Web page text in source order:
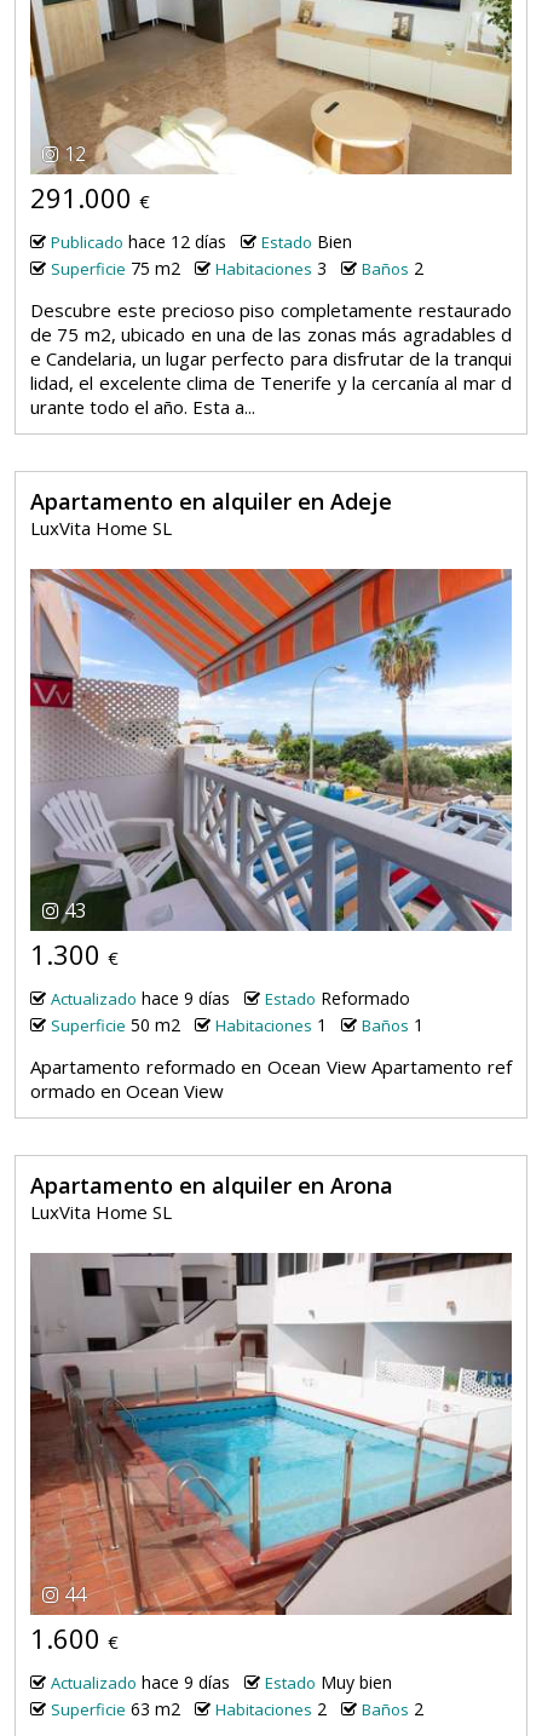
12
291.000 €
Publicado hace 12 días Estado Bien
Superficie 75 m2 Habitaciones 3 Baños 2
Descubre este precioso piso completamente restaurado
de 75 m2, ubicado en una de las zonas más agradables d
e Candelaria, un lugar perfecto para disfrutar de la tranqui
lidad, el excelente clima de Tenerife y la cercanía al mar d
urante todo el año. Esta a...
Apartamento en alquiler en Adeje
LuxVita Home SL
43
1.300 €
Actualizado hace 9 días Estado Reformado
Superficie 50 m2 Habitaciones 1 Baños 1
Apartamento reformado en Ocean View Apartamento ref
ormado en Ocean View
Apartamento en alquiler en Arona
LuxVita Home SL
44
1.600 €
Actualizado hace 9 días Estado Muy bien
Superficie 63 m2 Habitaciones 2 Baños 2